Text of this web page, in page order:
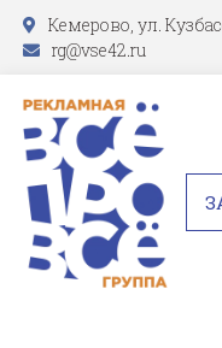
Кемерово, ул.
rg@vse42.ru